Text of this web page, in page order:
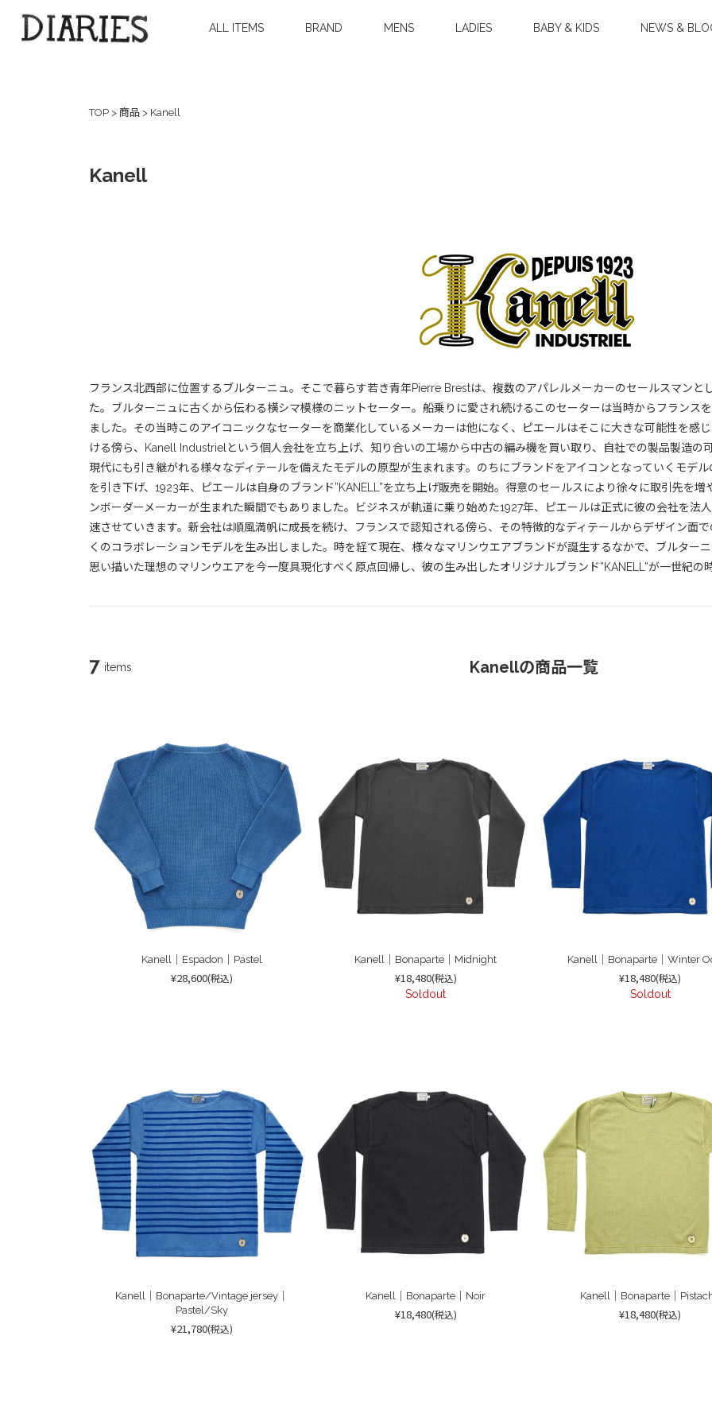
ALL ITEMS BRAND MENS LADIES BABY & KIDS NEWS &
TOP > 商品 > Kanell
Kanell
フランス北西部に位置するブルターニュ。そこで暮らす若き青年Pierre Brestは、複数のアパレルメーカーのセールスマン
た。ブルターニュに古くから伝わる横シマ模様のニットセーター。船乗りに愛され続けるこのセーターは当時からフランス
ました。その当時このアイコニックなセーターを商業化しているメーカーは他になく、ピエールはそこに大きな可能性を感
ける傍ら、Kanell Industrielという個人会社を立ち上げ、知り合いの工場から中古の編み機を買い取り、自社での製品製造の
現代にも引き継がれる様々なディテールを備えたモデルの原型が生まれます。のちにブランドをアイコンとなっていくモデ
を引き下げ、1923年、ピエールは自身のブランド”KANELL”を立ち上げ販売を開始。得意のセールスにより徐々に取引先を
ンボーダーメーカーが生まれた瞬間でもありました。ビジネスが軌道に乗り始めた1927年、ピエールは正式に彼の会社を法
速させていきます。新会社は順風満帆に成長を続け、フランスで認知される傍ら、その特徴的なディテールからデザイン面
くのコラボレーションモデルを生み出しました。時を経て現在、様々なマリンウエアブランドが誕生するなかで、ブルター
思い描いた理想のマリンウエアを今一度具現化すべく原点回帰し、彼の生み出したオリジナルブランド”KANELL”が一世紀の
Kanellの商品一覧
7 items
Kanell｜Espadon｜Pastel
¥28,600(税込)
Kanell｜Bonaparte｜Midnight
¥18,480(税込)
Soldout
Kanell｜Bonaparte｜Winter
¥18,480(税込)
Soldout
Kanell｜Bonaparte/Vintage jersey｜
Pastel/Sky
¥21,780(税込)
Kanell｜Bonaparte｜Noir
¥18,480(税込)
Kanell｜Bonaparte｜
¥18,480(税込)